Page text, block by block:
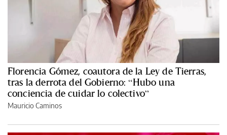
Florencia Gómez, coautora de la Ley de Tierras,
tras la derrota del Gobierno: “Hubo una
conciencia de cuidar lo colectivo”
Mauricio Caminos